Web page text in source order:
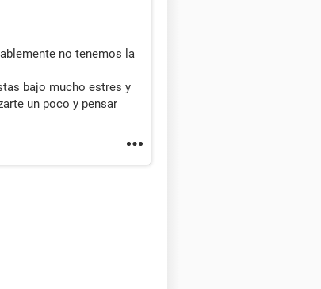
no tenemos la
bajo mucho estres y
un poco y pensar